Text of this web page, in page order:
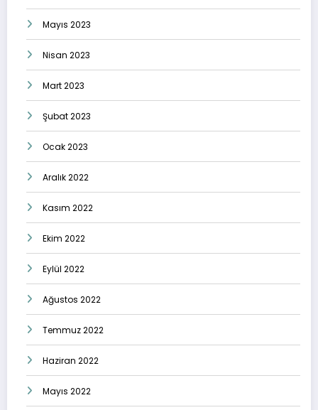
Mayıs 2023
Nisan 2023
Mart 2023
Şubat 2023
Ocak 2023
Aralık 2022
Kasım 2022
Ekim 2022
Eylül 2022
Ağustos 2022
Temmuz 2022
Haziran 2022
Mayıs 2022